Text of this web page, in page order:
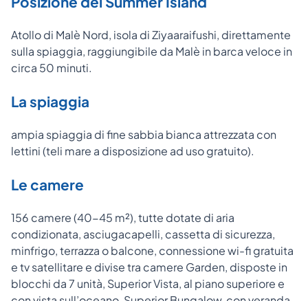
Atollo di Malè Nord, isola di Ziyaaraifushi, direttamente
sulla spiaggia, raggiungibile da Malè in barca veloce in
circa 50 minuti.
La spiaggia
ampia spiaggia di fine sabbia bianca attrezzata con
lettini (teli mare a disposizione ad uso gratuito).
Le camere
156 camere (40-45 m²), tutte dotate di aria
condizionata, asciugacapelli, cassetta di sicurezza,
minfrigo, terrazza o balcone, connessione wi-fi gratuita
e tv satellitare e divise tra camere Garden, disposte in
blocchi da 7 unità, Superior Vista, al piano superiore e